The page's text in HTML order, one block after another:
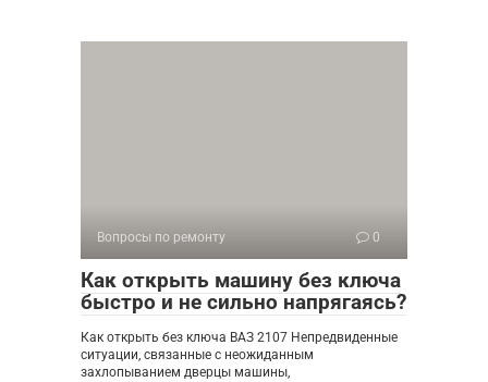
Вопросы по ремонту 0
Как открыть машину без ключа
быстро и не сильно напрягаясь?
Как открыть без ключа ВАЗ 2107 Непредвиденные
ситуации, связанные с неожиданным
захлопыванием дверцы машины,